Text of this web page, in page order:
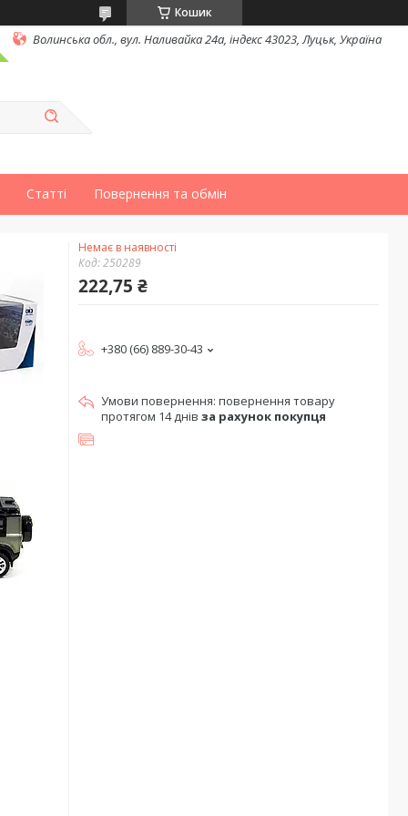
Кошик
Волинська обл., вул. Наливайка 24а, індекс 43023, Луцьк, Україна
Статті Повернення та обмін
Немає в наявності
Код:250289
222,75 ₴
+380 (66) 889-30-43
повернення товару
протягом 14 днів за рахунок покупця